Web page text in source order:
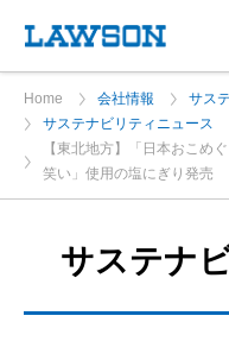
Home 会社情報
サス
サステナビリティニュース
【東北地方】「日本おこめ
笑い」使用の塩にぎり発売
サステナ